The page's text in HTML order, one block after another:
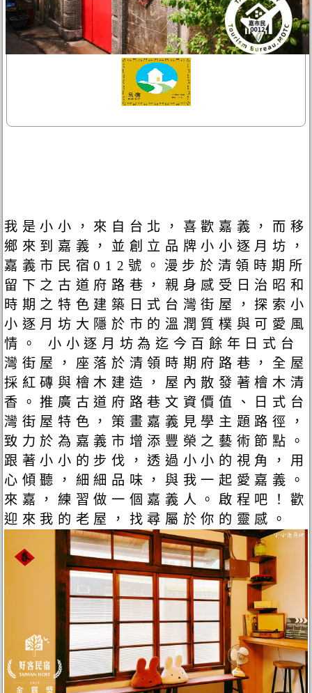
我是小小，來自台北，喜歡嘉義，而移
鄉來到嘉義，並創立品牌小小逐月坊，
嘉義市民宿012號。漫步於清領時期所
留下之古道府路巷，親身感受日治昭和
時期之特色建築日式台灣街屋，探索小
小逐月坊大隱於市的溫潤質樸與可愛風
情。 小小逐月坊為迄今百餘年日式台
灣街屋，座落於清領時期府路巷，全屋
採紅磚與檜木建造，屋內散發著檜木清
香。推廣古道府路巷文資價值、日式台
灣街屋特色，策畫嘉義見學主題路徑，
致力於為嘉義市增添豐榮之藝術節點。
跟著小小的步伐，透過小小的視角，用
心傾聽，細細品味，與我一起愛嘉義。
來嘉，練習做一個嘉義人。啟程吧！歡
迎來我的老屋，找尋屬於你的靈感。